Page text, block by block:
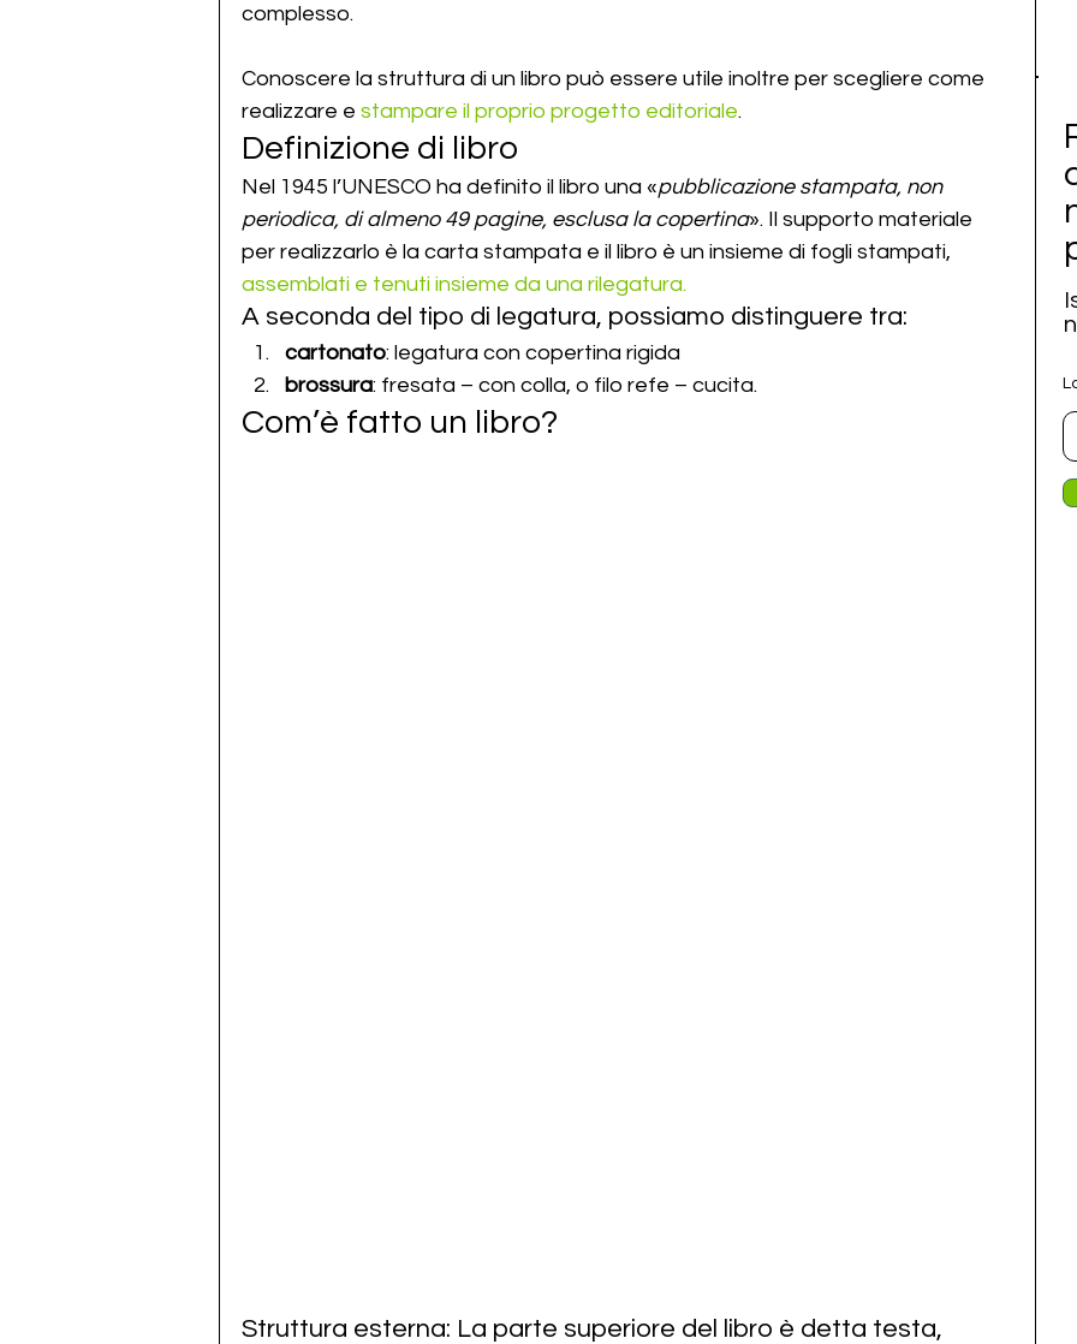
complesso.
Conoscere la struttura di un libro può essere utile inoltre per scegliere come
realizzare e stampare il proprio progetto editoriale.
Definizione di libro
Nel 1945 l’UNESCO ha definito il libro una «pubblicazione stampata, non
periodica, di almeno 49 pagine, esclusa la copertina». Il supporto materiale
per realizzarlo è la carta stampata e il libro è un insieme di fogli stampati,
assemblati e tenuti insieme da una rilegatura.
A seconda del tipo di legatura, possiamo distinguere tra:
cartonato: legatura con copertina rigida
brossura: fresata – con colla, o filo refe – cucita.
Com’è fatto un libro?
Struttura esterna: La parte superiore del libro è detta testa,